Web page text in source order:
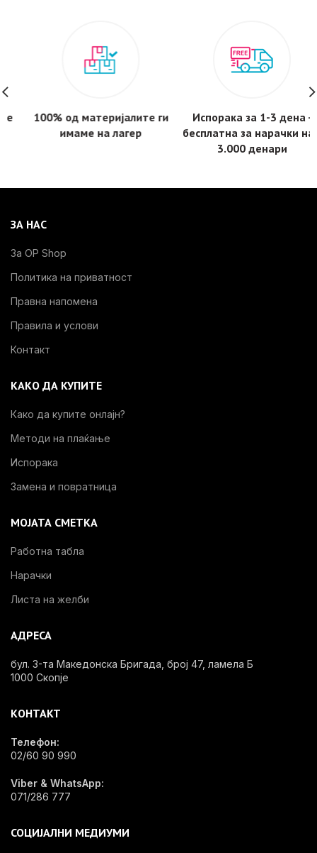
100% од материјалите ги
имаме на лагер
Испорака за 1-3 дена -
бесплатнa за нарачки над
3.000 денари
ЗА НАС
За OP Shop
Политика на приватност
Правна напомена
Правила и услови
Контакт
КАКО ДА КУПИТЕ
Како да купите онлајн?
Методи на плаќање
Испорака
Замена и повратница
МОЈАТА СМЕТКА
Работна табла
Нарачки
Листа на желби
АДРЕСА
бул. 3-та Македонска Бригада, број 47, ламела Б
1000 Скопје
КОНТАКТ
Телефон:
02/60 90 990
Viber & WhatsApp:
071/286 777
СОЦИЈАЛНИ МЕДИУМИ